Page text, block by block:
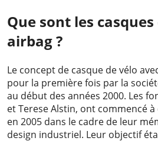
Que sont les
airbag ?
Le concept de casque de vélo
pour la première fois par la
au début des années 2000. Les
et Terese Alstin, ont commencé
en 2005 dans le cadre de leur
design industriel. Leur objectif